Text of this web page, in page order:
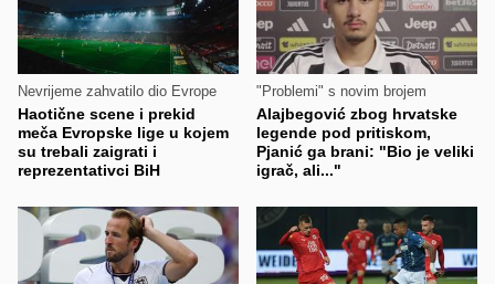
Nevrijeme zahvatilo dio Evrope
Haotične scene i prekid
meča Evropske lige u kojem
su trebali zaigrati i
reprezentativci BiH
"Problemi" s novim brojem
Alajbegović zbog hrvatske
legende pod pritiskom,
Pjanić ga brani: "Bio je veliki
igrač, ali..."